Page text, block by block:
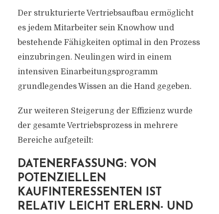
Der strukturierte Vertriebsaufbau ermöglicht
es jedem Mitarbeiter sein Knowhow und
bestehende Fähigkeiten optimal in den Prozess
einzubringen. Neulingen wird in einem
intensiven Einarbeitungsprogramm
grundlegendes Wissen an die Hand gegeben.
Zur weiteren Steigerung der Effizienz wurde
der gesamte Vertriebsprozess in mehrere
Bereiche aufgeteilt:
DATENERFASSUNG: VON
POTENZIELLEN
KAUFINTERESSENTEN IST
RELATIV LEICHT ERLERN- UND